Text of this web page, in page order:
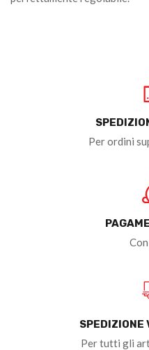
Per ordini
Per tutti gli